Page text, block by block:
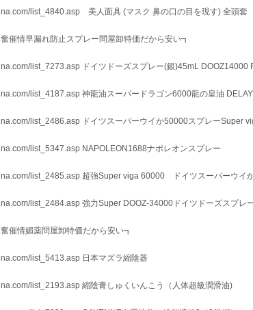
list_4840.asp 美人面具 (マスク 鼻の口の目を現す) 全頭套
催情早漏れ防止スプレー問屋卸特価だから安い┓
list_7273.asp ドイツドーズスプレー(銀)45mL DOOZ14000
list_4187.asp 神龍油スーパードラゴン6000龍の皇油
list_2486.asp ドイツスーパーウイか50000スプレーSuper
list_5347.asp NAPOLEON1688ナポレオンスプレー
list_2485.asp 超強Super viga 60000 ドイツスーパーウイ
list_2484.asp 強力Super DOOZ-34000ドイツドーズスプレ
催情媚薬問屋卸特価だから安い┓
list_5413.asp 日本マズラ縮陰器
list_2193.asp 縮陰膏しゅくいんこう（人体超級潤滑油)